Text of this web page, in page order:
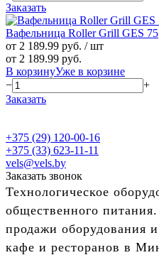
Заказать
Вафельница Roller Grill GES 75
от 2 189.99 руб. / шт
от 2 189.99 руб.
В корзинуУже в корзине
−
+
Заказать
+375 (29) 120-00-16
+375 (33) 623-11-11
vels@vels.by
Заказать звонок
Технологическое
общественного
продажи оборудования
кафе и ресторанов в